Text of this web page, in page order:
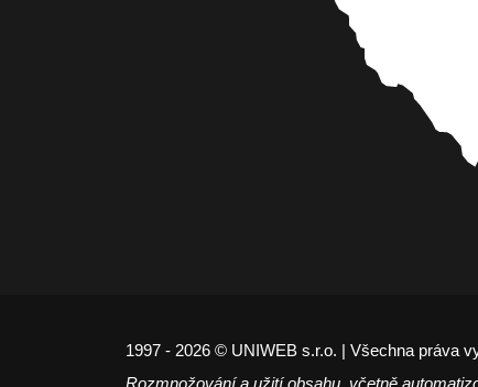
1997 - 2026 © UNIWEB s.r.o. | Všechna práva
Rozmnožování a užití obsahu, včetně